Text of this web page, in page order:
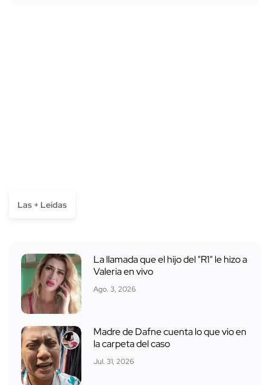
Las + Leídas
La llamada que el hijo del "R1" le hizo a
Valeria en vivo
Ago. 3, 2026
Madre de Dafne cuenta lo que vio en
la carpeta del caso
Jul. 31, 2026